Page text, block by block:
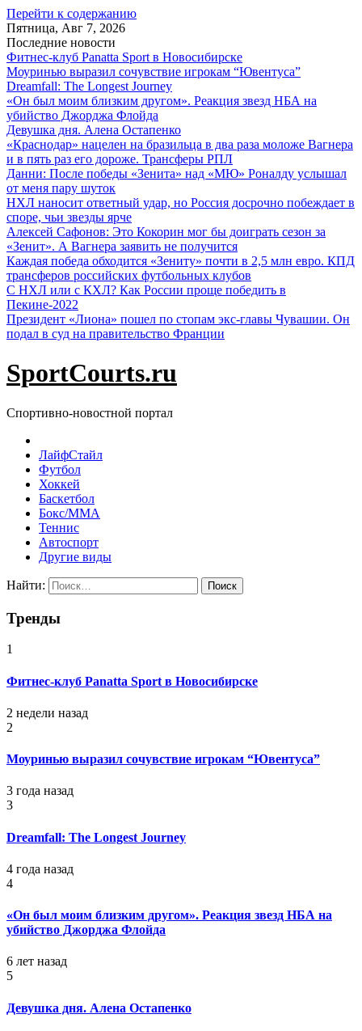
Перейти к содержанию
Пятница, Авг 7, 2026
Последние новости
Фитнес-клуб Panatta Sport в Новосибирске
Моуринью выразил сочувствие игрокам “Ювентуса”
Dreamfall: The Longest Journey
«Он был моим близким другом». Реакция звезд НБА на
убийство Джорджа Флойда
Девушка дня. Алена Остапенко
«Краснодар» нацелен на бразильца в два раза моложе Вагнера
и в пять раз его дороже. Трансферы РПЛ
Данни: После победы «Зенита» над «МЮ» Роналду услышал
от меня пару шуток
НХЛ наносит ответный удар, но Россия досрочно побеждает в
споре, чьи звезды ярче
Алексей Сафонов: Это Кокорин мог бы доиграть сезон за
«Зенит». А Вагнера заявить не получится
Каждая победа обходится «Зениту» почти в 2,5 млн евро. КПД
трансферов российских футбольных клубов
С НХЛ или с КХЛ? Как России проще победить в
Пекине-2022
Президент «Лиона» пошел по стопам экс-главы Чувашии. Он
подал в суд на правительство Франции
SportCourts.ru
Спортивно-новостной портал
ЛайфСтайл
Футбол
Хоккей
Баскетбол
Бокс/MMA
Теннис
Автоспорт
Другие виды
Найти:
Тренды
1
Фитнес-клуб Panatta Sport в Новосибирске
2 недели назад
2
Моуринью выразил сочувствие игрокам “Ювентуса”
3 года назад
3
Dreamfall: The Longest Journey
4 года назад
4
«Он был моим близким другом». Реакция звезд НБА на
убийство Джорджа Флойда
6 лет назад
5
Девушка дня. Алена Остапенко